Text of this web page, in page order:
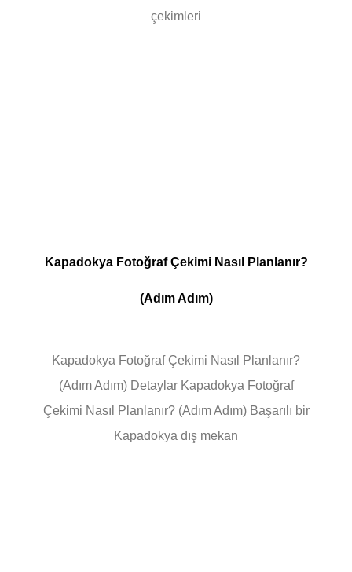
çekimleri
Kapadokya Fotoğraf Çekimi Nasıl Planlanır?
(Adım Adım)
Kapadokya Fotoğraf Çekimi Nasıl Planlanır?
(Adım Adım) Detaylar Kapadokya Fotoğraf
Çekimi Nasıl Planlanır? (Adım Adım) Başarılı bir
Kapadokya dış mekan